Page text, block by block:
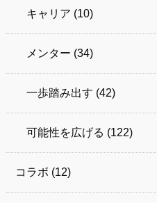
キャリア (10)
メンター (34)
一歩踏み出す (42)
可能性を広げる (122)
コラボ (12)